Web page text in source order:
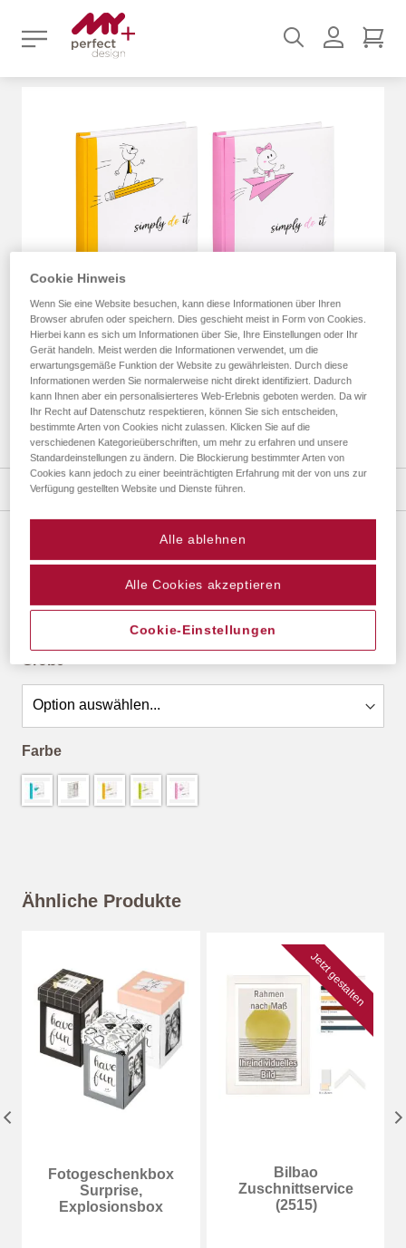
Suchen
EXPLORER KINDER
ab 29,90 €
Größe
Farbe
Bildergalerie
Zum
Anfang
Bildergalerie
Details
Ähnliche Produkte
Fotogeschenkbox
Surprise,
Explosionsbox
Jetzt gestalten
Bilbao
Zuschnittservice
(2515)
Cookie Hinweis
Wenn Sie eine Website besuchen, kann diese Informationen über Ihren
Browser abrufen oder speichern. Dies geschieht meist in Form von Cookies.
Hierbei kann es sich um Informationen über Sie, Ihre Einstellungen oder Ihr
Gerät handeln. Meist werden die Informationen verwendet, um die
erwartungsgemäße Funktion der Website zu gewährleisten. Durch diese
Informationen werden Sie normalerweise nicht direkt identifiziert. Dadurch
kann Ihnen aber ein personalisierteres Web-Erlebnis geboten werden. Da wir
Ihr Recht auf Datenschutz respektieren, können Sie sich entscheiden,
bestimmte Arten von Cookies nicht zulassen. Klicken Sie auf die
verschiedenen Kategorieüberschriften, um mehr zu erfahren und unsere
Standardeinstellungen zu ändern. Die Blockierung bestimmter Arten von
Cookies kann jedoch zu einer beeinträchtigten Erfahrung mit der von uns zur
Verfügung gestellten Website und Dienste führen.
Alle ablehnen
Alle Cookies akzeptieren
Cookie-Einstellungen